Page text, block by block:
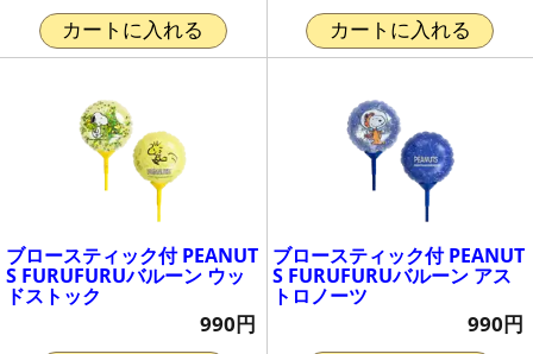
カートに入れる カートに入れる
ブロースティック付 PEANUT
S FURUFURUバルーン ウッ
ドストック
990円
ブロースティック付 PEANUT
S FURUFURUバルーン アス
トロノーツ
990円